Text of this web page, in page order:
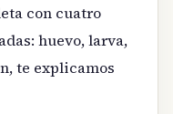
con cuatro
huevo, larva,
te explicamos